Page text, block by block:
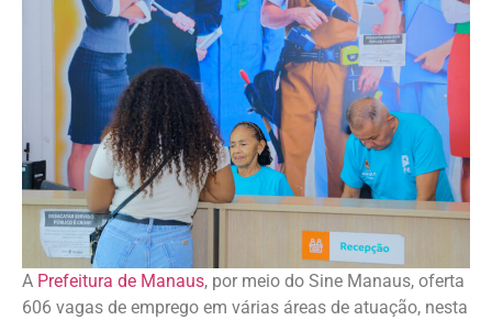
A Prefeitura de Manaus, por meio do Sine Manaus, oferta
606 vagas de emprego em várias áreas de atuação, nesta